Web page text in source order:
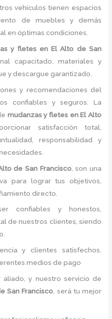
vehículos tienen espacios
de muebles y demás
en óptimas condiciones.
y fletes en El Alto de San
capacitado, materiales y
y descargue garantizado.
y recomendaciones del
confiables y seguros. La
mudanzas y fletes en El Alto
satisfacción total,
responsabilidad y
de San Francisco, son una
para lograr tus objetivos,
directo.
confiables y honestos,
de nuestros clientes, siendo
y clientes satisfechos.
medios de pago
y nuestro servicio de
San Francisco , será tu mejor